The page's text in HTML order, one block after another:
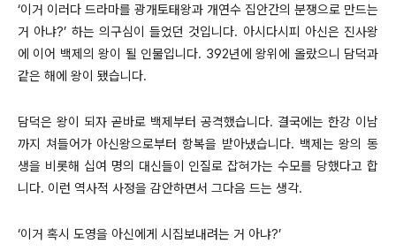
‘이거 이러다 드라마를 광개토태왕과 개연수 집안간의 분쟁으로 만드는
거 아냐?’ 하는 의구심이 들었던 것입니다. 아시다시피 아신은 진사왕
에 이어 백제의 왕이 될 인물입니다. 392년에 왕위에 올랐으니 담덕과
같은 해에 왕이 됐습니다.
담덕은 왕이 되자 곧바로 백제부터 공격했습니다. 결국에는 한강 이남
까지 쳐들어가 아신왕으로부터 항복을 받아냈습니다. 백제는 왕의 동
생을 비롯해 십여 명의 대신들이 인질로 잡혀가는 수모를 당했다고 합
니다. 이런 역사적 사정을 감안하면서 그다음 드는 생각.
‘이거 혹시 도영을 아신에게 시집보내려는 거 아냐?’